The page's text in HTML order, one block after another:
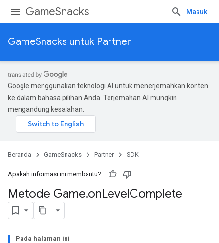
GameSnacks Masuk
GameSnacks untuk Partner
Google menggunakan teknologi AI untuk menerjemahkan konten
ke dalam bahasa pilihan Anda. Terjemahan AI mungkin
mengandung kesalahan.
Beranda GameSnacks Partner SDK
Apakah informasi ini membantu?
Metode Game.onLevelComplete
Pada halaman ini